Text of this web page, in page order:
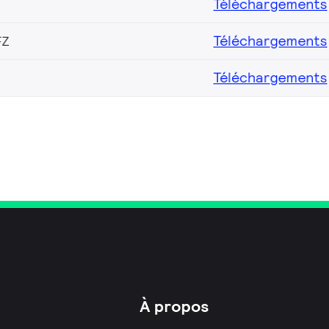
Téléchargements
Téléchargements
Téléchargements
À propos